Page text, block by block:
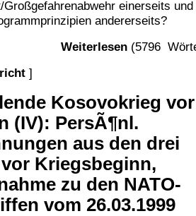
Großgefahrenabwehr einerseits und
andererseits?
Weiterlesen (5796
]
Kosovokrieg vor
(IV): PersÃ¶nl.
aus den drei
Kriegsbeginn,
zu den NATO-
vom 26.03.1999